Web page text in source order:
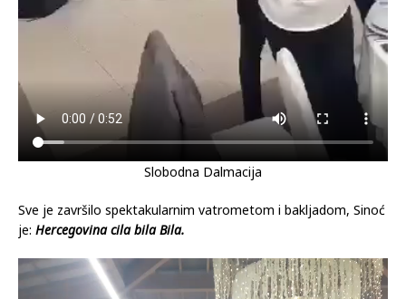
Slobodna Dalmacija
Sve je završilo spektakularnim vatrometom i bakljadom, Sinoć
je: Hercegovina cila bila Bila.